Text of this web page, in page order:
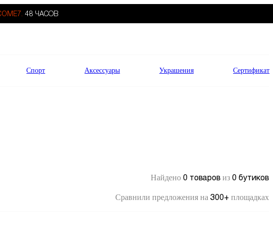
48 ЧАСОВ
Спорт Аксессуары Украшения Сертификат
Найдено 0 товаров из 0 бутиков
Сравнили предложения на 300+ площадках